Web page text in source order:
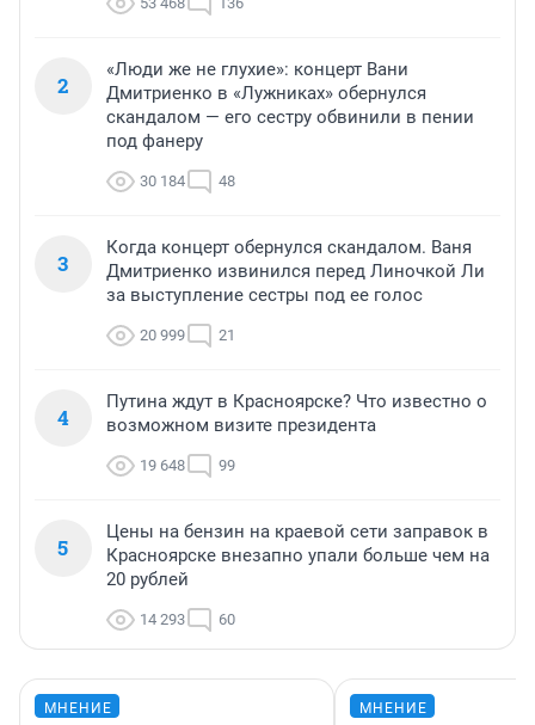
2
«Люди же не глухие»: концерт Вани
Дмитриенко в «Лужниках» обернулся
скандалом — его сестру обвинили в пении
под фанеру
30 184 48
3
Когда концерт обернулся скандалом. Ваня
Дмитриенко извинился перед Линочкой Ли
за выступление сестры под ее голос
20 999 21
4
Путина ждут в Красноярске? Что известно о
возможном визите президента
19 648 99
5
Цены на бензин на краевой сети заправок в
Красноярске внезапно упали больше чем на
20 рублей
14 293 60
МНЕНИЕ МНЕНИЕ